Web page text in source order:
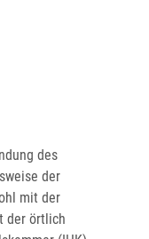
des
der
mit der
der örtlich